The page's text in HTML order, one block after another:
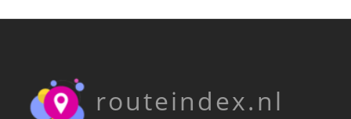
routeindex.nl